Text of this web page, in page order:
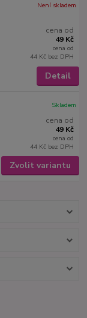
cena od
49 Kč
cena od
44 Kč bez DPH
Není skladem
Detail
cena od
49 Kč
cena od
44 Kč bez DPH
Skladem
Zvolit variantu